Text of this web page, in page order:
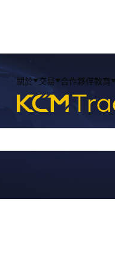
關於 交易 合作夥伴教育